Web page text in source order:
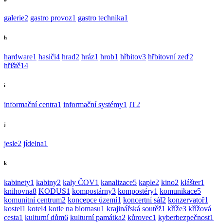
galerie2 gastro provoz1 gastro technika1
h
hardware1 hasiči4 hrad2 hráz1 hrob1 hřbitov3 hřbitovní zeď2
hřiště14
i
informační centra1 informační systémy1 IT2
j
jesle2 jídelna1
k
kabinety1 kabiny2 kaly ČOV1 kanalizace5 kaple2 kino2 klášter1
knihovna8 KODUS1 kompostárny3 kompostéry1 komunikace5
komunitní centrum2 koncepce území1 koncertní sál2 konzervatoř1
kostel1 kotel4 kotle na biomasu1 krajinářská soutěž1 kříže3 křížová
cesta1 kulturní dům6 kulturní památka2 kůrovec1 kyberbezpečnost1